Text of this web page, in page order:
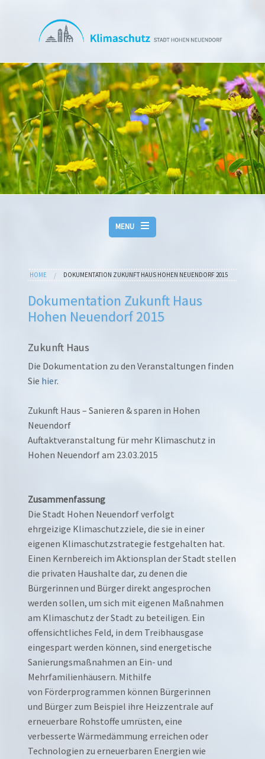
MENU
KONSUM
You are here
HOME DOKUMENTATION ZUKUNFT HAUS HOHEN NEUENDORF 2015
Dokumentation Zukunft Haus
Hohen Neuendorf 2015
Zukunft Haus
Die Dokumentation zu den Veranstaltungen finden
Sie hier.
Zukunft Haus – Sanieren & sparen in Hohen
Neuendorf
Auftaktveranstaltung für mehr Klimaschutz in
Hohen Neuendorf am 23.03.2015
Zusammenfassung
Die Stadt Hohen Neuendorf verfolgt
ehrgeizige Klimaschutzziele, die sie in einer
eigenen Klimaschutzstrategie festgehalten hat.
Einen Kernbereich im Aktionsplan der Stadt stellen
die privaten Haushalte dar, zu denen die
Bürgerinnen und Bürger direkt angesprochen
werden sollen, um sich mit eigenen Maßnahmen
am Klimaschutz der Stadt zu beteiligen. Ein
offensichtliches Feld, in dem Treibhausgase
eingespart werden können, sind energetische
Sanierungsmaßnahmen an Ein- und
Mehrfamilienhäusern. Mithilfe
von Förderprogrammen können Bürgerinnen
und Bürger zum Beispiel ihre Heizzentrale auf
erneuerbare Rohstoffe umrüsten, eine
verbesserte Wärmedämmung erreichen oder
Technologien zu erneuerbaren Energien wie